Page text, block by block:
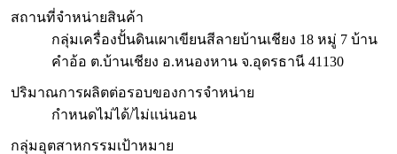
สถานที่จำหน่ายสินค้า
กลุ่มเครื่องปั้นดินเผาเขียนสีลายบ้านเชียง 18 หมู่ 7 บ้าน
คำอ้อ ต.บ้านเชียง อ.หนองหาน จ.อุดรธานี 41130
ปริมาณการผลิตต่อรอบของการจำหน่าย
กำหนดไม่ได้/ไม่แน่นอน
กลุ่มอุตสาหกรรมเป้าหมาย